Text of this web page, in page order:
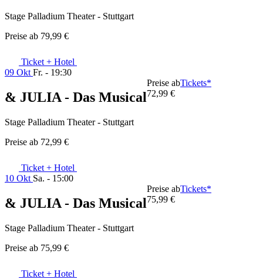
Stage Palladium Theater - Stuttgart
Preise ab 79,99 €
Ticket + Hotel
09 Okt Fr. - 19:30
& JULIA - Das Musical
Stage Palladium Theater - Stuttgart
Preise ab 72,99 €
Preise ab
72,99 €
Tickets*
Ticket + Hotel
10 Okt Sa. - 15:00
& JULIA - Das Musical
Stage Palladium Theater - Stuttgart
Preise ab 75,99 €
Preise ab
75,99 €
Tickets*
Ticket + Hotel